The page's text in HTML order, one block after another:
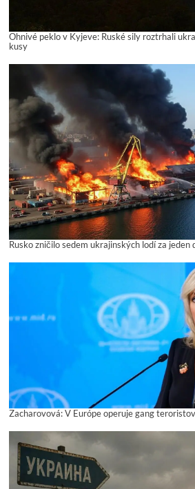
Ohnivé peklo v Kyjeve: Ruské sily roztrhali
kusy
Rusko zničilo sedem ukrajinských lodí za jeden
Zacharovová: V Európe operuje gang